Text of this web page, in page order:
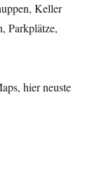
Keller
Parkplätze,
hier neuste